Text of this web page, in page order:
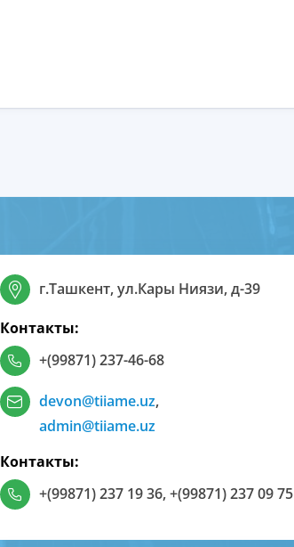
г.Ташкент, ул.Кары Ниязи, д-39
Контакты:
+(99871) 237-46-68
devon@tiiame.uz,
admin@tiiame.uz
Контакты:
+(99871) 237 19 36,+(99871) 237 09 75